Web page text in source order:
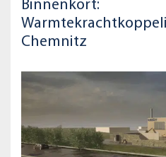
Binnenkort:
Chemnitz